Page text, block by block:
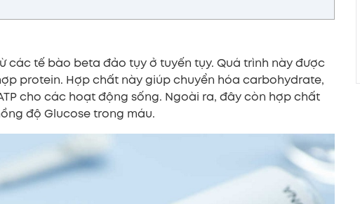
các tế bào beta đảo tụy ở tuyến tụy. Quá trình này được
protein. Hợp chất này giúp chuyển hóa carbohydrate,
cho các hoạt động sống. Ngoài ra, đây còn hợp chất
độ Glucose trong máu.